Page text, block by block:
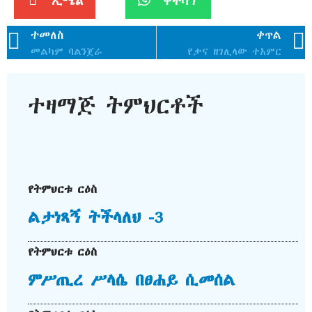
ተመለስ
መልካም ባልንጀራ
ቀጥል
የቃና ዘገሊላው ተአምር
ተዛማጅ ትምህርቶች
የትምህርቱ ርዕስ
ልታነጻኝ ትችላለህ -3
የትምህርቱ ርዕስ
ምሥጢረ ሥላሴ በፀሐይ ሲመሰል